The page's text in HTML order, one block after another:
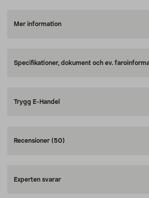
Mer information
Specifikationer, dokument och ev.
Trygg E-Handel
Recensioner (50)
Experten svarar